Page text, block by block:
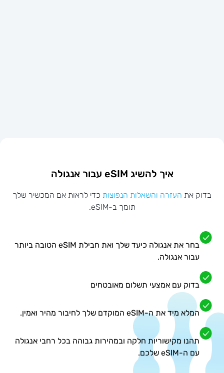
איך להשיג eSIM עבור אנגולה
בדוק אתהעזרה והשאלות הנפוצותכדי לראות אם המכשיר שלך
תומך ב-eSIM.
בחר את אנגולה כיעד שלך ואת חבילת eSIM הטובה ביותר
עבור אנגולה.
בדוק עם אמצעי תשלום מאובטחים
המלא מיד את ה-eSIM המוקדם שלך לחיבור מהיר ואמין.
תהנו מקישוריות חלקה ובמהירות גבוהה בכל רחבי אנגולה
עם ה-eSIM שלכם.